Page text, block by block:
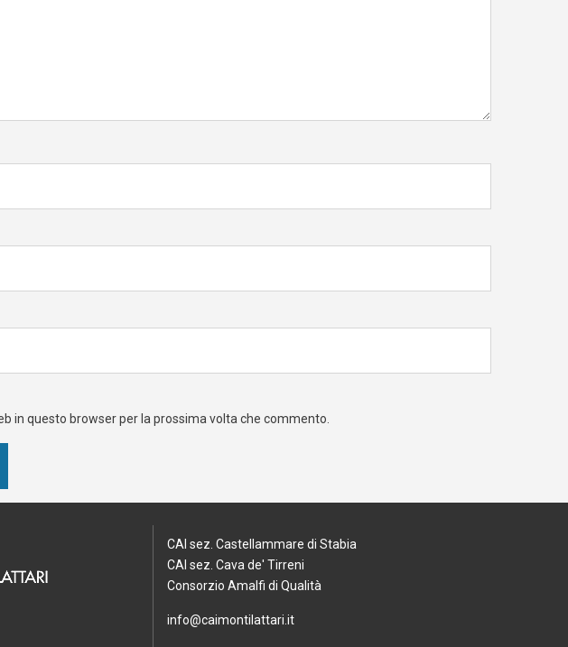
in questo browser per la prossima volta che commento.
CAI sez. Castellammare di Stabia
CAI sez. Cava de' Tirreni
Consorzio Amalfi di Qualità
info@caimontilattari.it